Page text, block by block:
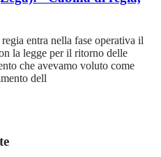
entra nella fase operativa il
la legge per il ritorno delle
che avevamo voluto come
dell